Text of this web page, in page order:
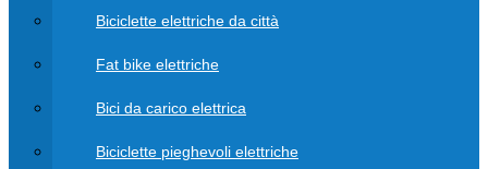
Biciclette elettriche da città
Fat bike elettriche
Bici da carico elettrica
Biciclette pieghevoli elettriche